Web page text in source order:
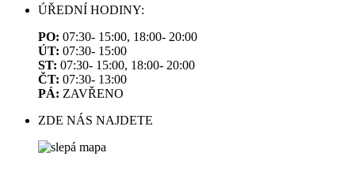
ÚŘEDNÍ HODINY:
PO: 07:30- 15:00, 18:00- 20:00
ÚT: 07:30- 15:00
ST: 07:30- 15:00, 18:00- 20:00
ČT: 07:30- 13:00
PÁ: ZAVŘENO
ZDE NÁS NAJDETE